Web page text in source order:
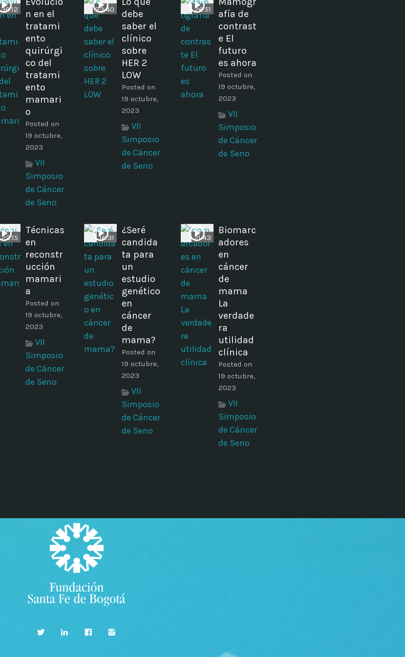
38:12
n en el
tratami
ento
quirúrgi
co del
tratami
ento
mamari
o
Posted on
19 octubre,
2023
VII
Simposio
de Cáncer
de Seno
23:40
debe
saber el
clínico
sobre
HER 2
LOW
Posted on
19 octubre,
2023
VII
Simposio
de Cáncer
de Seno
26:51
afía de
contrast
e El
futuro
es ahora
Posted on
19 octubre,
2023
VII
Simposio
de Cáncer
de Seno
22:15
Técnicas
en
reconstr
ucción
mamari
a
Posted on
19 octubre,
2023
VII
Simposio
de Cáncer
de Seno
16:31
¿Seré
candida
ta para
un
estudio
genético
en
cáncer
de
mama?
Posted on
19 octubre,
2023
VII
Simposio
de Cáncer
de Seno
21:43
Biomarc
adores
en
cáncer
de
mama
La
verdade
ra
utilidad
clínica
Posted on
19 octubre,
2023
VII
Simposio
de Cáncer
de Seno